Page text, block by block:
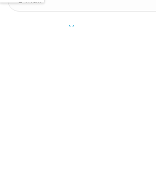
У меня есть промокод